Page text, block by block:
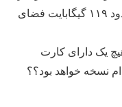
مدل ۱۲۸ گیگابایتی را انتخاب کنید در حدود ۱۱۹ گیگابایت فضای
یک دارای کارت